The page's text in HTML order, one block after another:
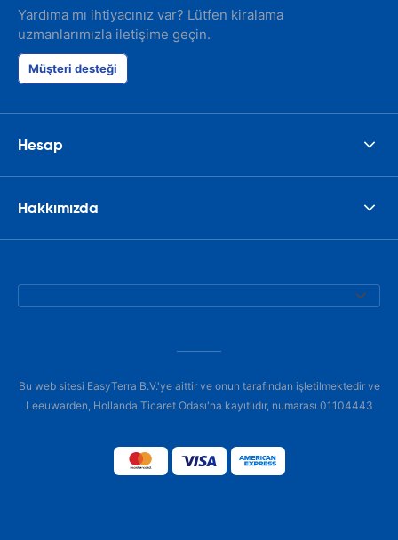
Yardıma mı ihtiyacınız var? Lütfen kiralama
uzmanlarımızla iletişime geçin.
Müşteri desteği
Hesap
Hakkımızda
Bu web sitesi EasyTerra B.V.'ye aittir ve onun tarafından işletilmektedir ve
Leeuwarden, Hollanda Ticaret Odası'na kayıtlıdır, numarası 01104443